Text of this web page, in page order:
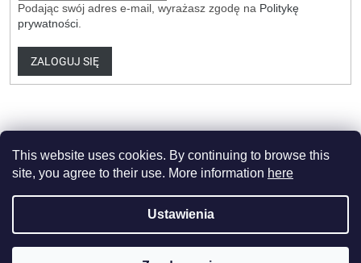
This website uses cookies. By continuing to browse this
site, you agree to their use. More information here
Ustawienia
Podając swój adres e-mail, wyrażasz zgodę na Politykę
prywatności.
ZALOGUJ SIĘ